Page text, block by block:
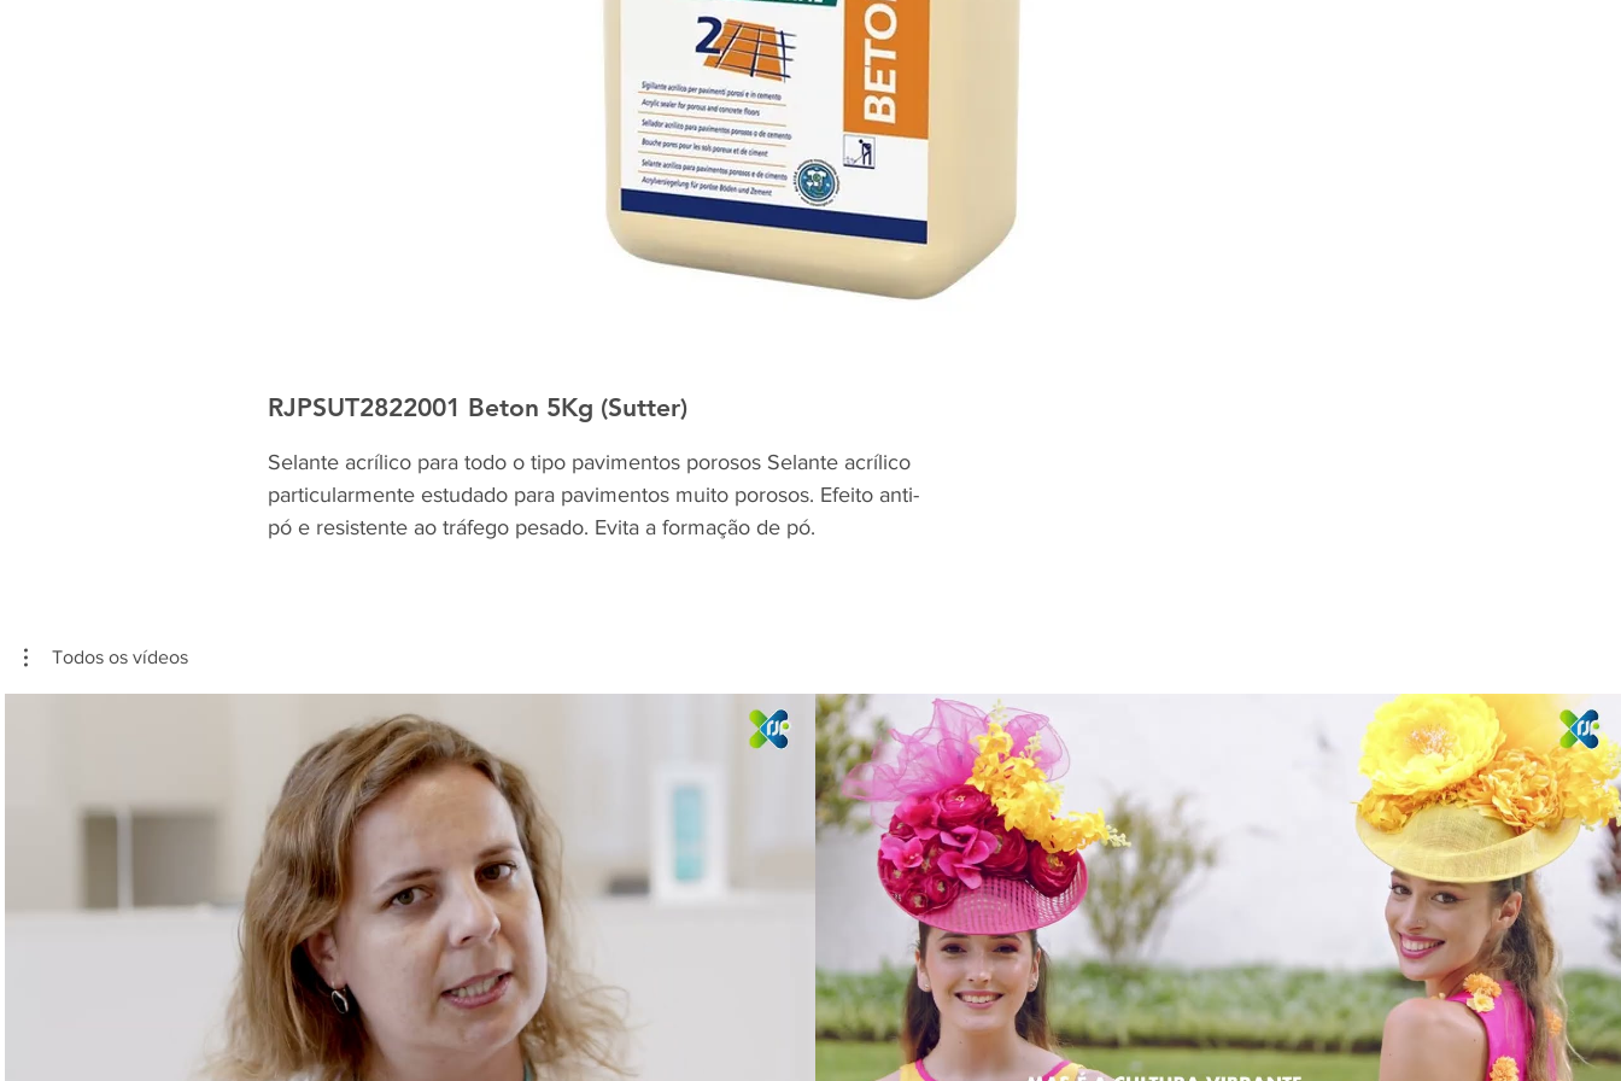
RJPSUT2822001 Beton 5Kg (Sutter)
Selante acrílico para todo o tipo pavimentos porosos Selante acrílico
particularmente estudado para pavimentos muito porosos. Efeito anti-
pó e resistente ao tráfego pesado. Evita a formação de pó.
Todos os vídeos
Reproduzir vídeo